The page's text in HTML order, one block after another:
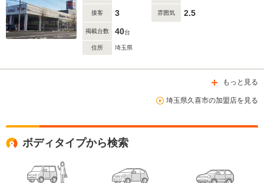
接客 3 雰囲気 2.5
掲載台数 40台
住所 埼玉県
もっと見る
埼玉県久喜市の加盟店を見る
ボディタイプから検索